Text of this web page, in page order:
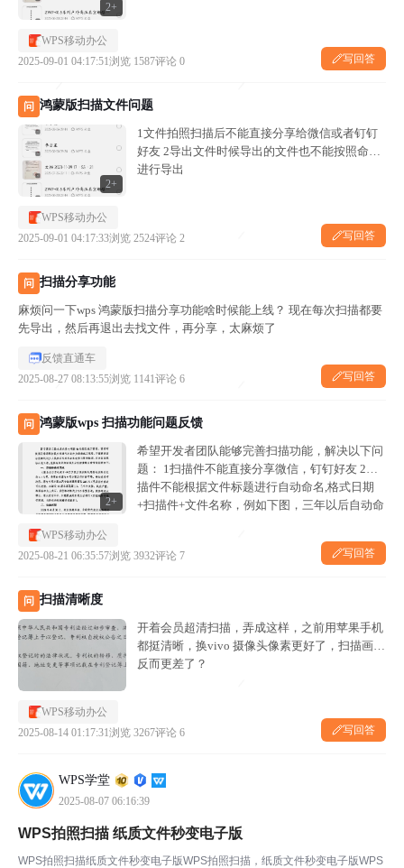
2+
WPS移动办公
2025-09-01 04:17:51浏览 1587评论 0 写回答
问 鸿蒙版扫描文件问题
2+
1文件拍照扫描后不能直接分享给微信或者钉钉
好友 2导出文件时候导出的文件也不能按照命名
进行导出
WPS移动办公
2025-09-01 04:17:33浏览 2524评论 2 写回答
问 扫描分享功能
麻烦问一下wps 鸿蒙版扫描分享功能啥时候能上线？ 现在每次扫描都要
先导出，然后再退出去找文件，再分享，太麻烦了
反馈直通车
2025-08-27 08:13:55浏览 1141评论 6 写回答
问 鸿蒙版wps 扫描功能问题反馈
2+
希望开发者团队能够完善扫描功能，解决以下问
题： 1扫描件不能直接分享微信，钉钉好友 2扫
描件不能根据文件标题进行自动命名,格式日期
+扫描件+文件名称，例如下图，三年以后自动命
WPS移动办公
2025-08-21 06:35:57浏览 3932评论 7 写回答
问 扫描清晰度
开着会员超清扫描，弄成这样，之前用苹果手机
都挺清晰，换vivo 摄像头像素更好了，扫描画质
反而更差了？
WPS移动办公
2025-08-14 01:17:31浏览 3267评论 6 写回答
WPS学堂
2025-08-07 06:16:39
WPS拍照扫描 纸质文件秒变电子版
WPS拍照扫描纸质文件秒变电子版WPS拍照扫描，纸质文件秒变电子版WPS